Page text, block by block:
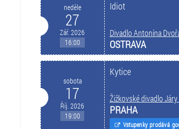
neděle
27
Zář. 2026
16:00
Idiot
Divadlo Antonína
OSTRAVA
sobota
17
Říj. 2026
19:00
Kytice
Žižkovské divadlo
PRAHA
Vstupenky prodává